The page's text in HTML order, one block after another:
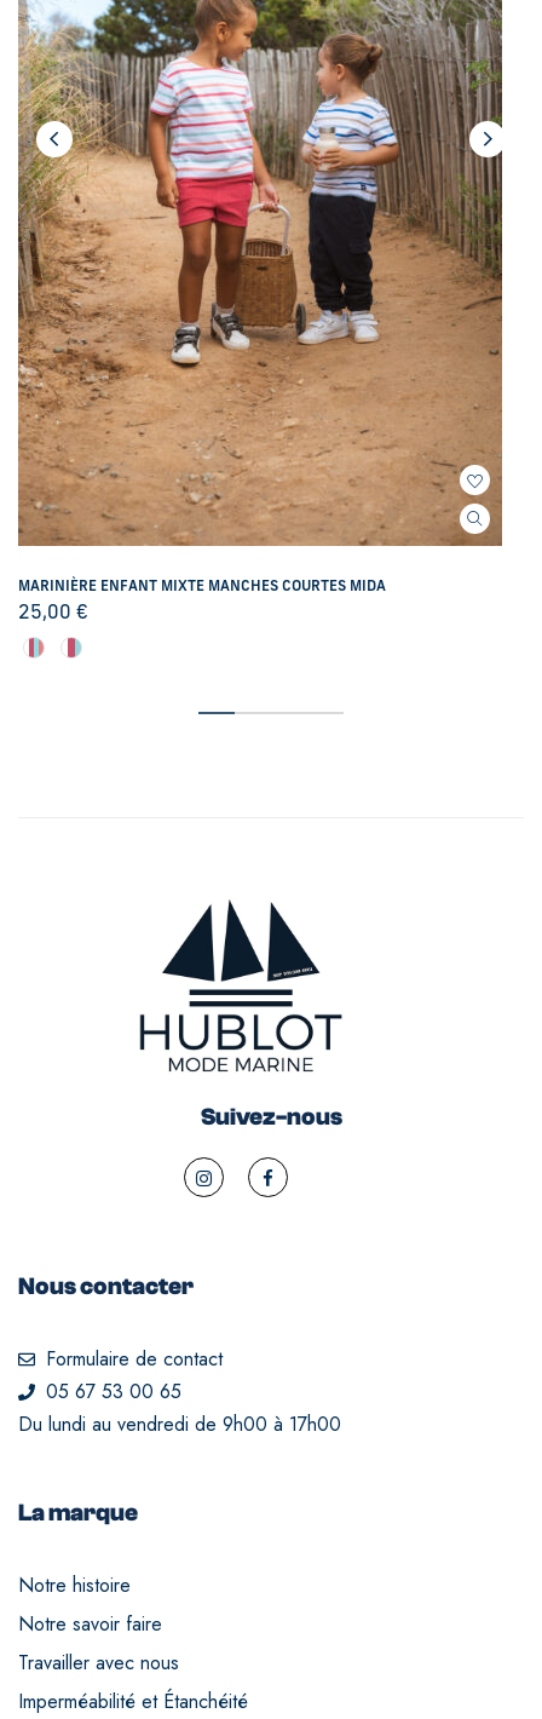
MARINIÈRE ENFANT MIXTE MANCHES COURTES MIDA
25,00 €
Suivez-nous
Nous contacter
Formulaire de contact
05 67 53 00 65
Du lundi au vendredi de 9h00 à 17h00
La marque
Notre histoire
Notre savoir faire
Travailler avec nous
Imperméabilité et Étanchéité